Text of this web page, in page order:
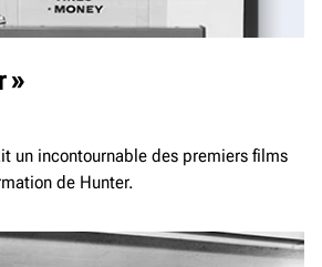
»
un incontournable des premiers films
de Hunter.